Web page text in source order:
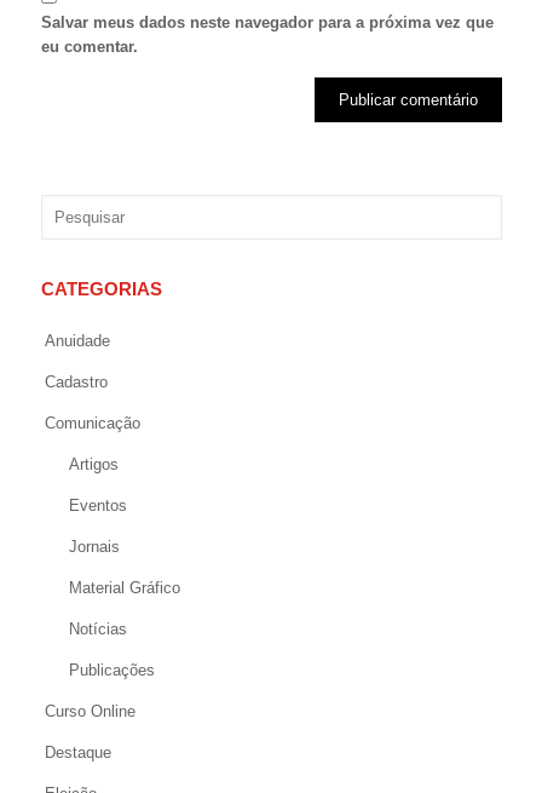
Salvar meus dados neste navegador para a próxima vez que
eu comentar.
CATEGORIAS
Anuidade
Cadastro
Comunicação
Artigos
Eventos
Jornais
Material Gráfico
Notícias
Publicações
Curso Online
Destaque